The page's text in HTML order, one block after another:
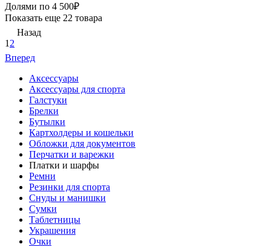
Долями по 4 500₽
Показать еще 22 товара
Назад
1 2
Вперед
Аксессуары
Аксессуары для спорта
Галстуки
Брелки
Бутылки
Картхолдеры и кошельки
Обложки для документов
Перчатки и варежки
Платки и шарфы
Ремни
Резинки для спорта
Снуды и манишки
Сумки
Таблетницы
Украшения
Очки